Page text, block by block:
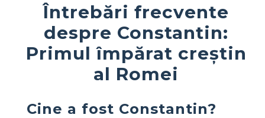
Întrebări frecvente
despre Constantin:
Primul împărat creștin
al Romei
Cine a fost Constantin?